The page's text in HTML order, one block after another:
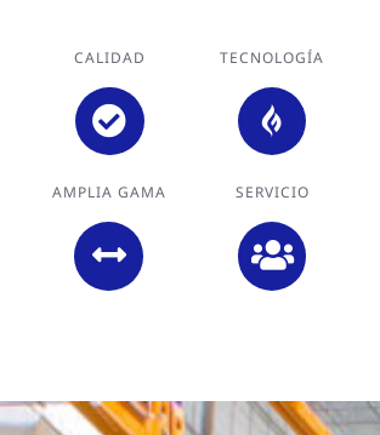
CALIDAD TECNOLOGÍA
AMPLIA GAMA SERVICIO